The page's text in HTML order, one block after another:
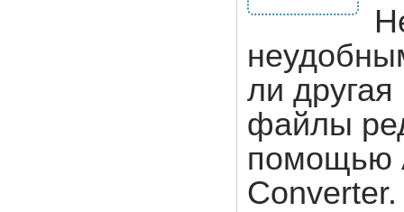
ли
файлы
помощью
Converter.